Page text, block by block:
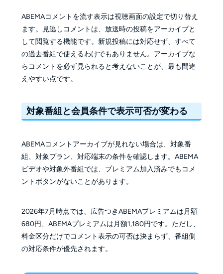
ABEMAコメントを流す表示は視聴画面の設定で切り替え
ます。見逃しコメントは、放送時の投稿をアーカイブと
して閲覧する機能です。新規投稿には対応せず、すべて
の過去番組で使えるわけでもありません。アーカイブな
らコメントを必ず見られると考えないことが、最も間違
えやすい点です。
対象番組と会員条件で表示可否が変わる
ABEMAコメントアーカイブが見れない場合は、対象番
組、対象プラン、対応端末の条件を確認します。ABEMA
ビデオや対象外番組では、プレミアム加入済みでもコメ
ントボタンがないことがあります。
2026年7月時点では、広告つきABEMAプレミアムは月額
680円、ABEMAプレミアムは月額1,180円です。ただし、
料金区分だけでコメント表示の可否は決まらず、番組側
の対応条件が優先されます。